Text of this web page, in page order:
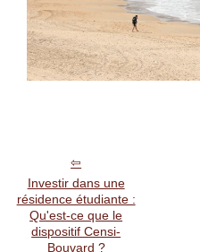
Investir dans une
résidence étudiante :
Qu'est-ce que le
dispositif Censi-
Bouvard ?